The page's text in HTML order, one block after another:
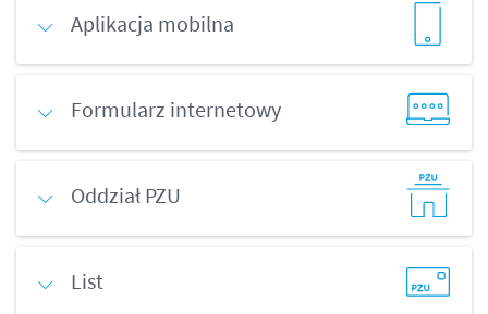
Aplikacja mobilna
Formularz internetowy
Oddział PZU
List